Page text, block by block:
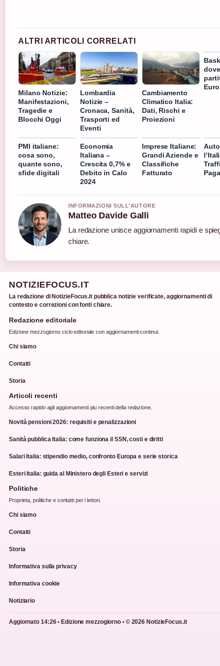
ALTRI ARTICOLI CORRELATI
Milano Notizie:
Manifestazioni,
Tragedie e
Blocchi Oggi
Lombardia
Notizie –
Cronaca, Sanità,
Trasporti ed
Eventi
Cambiamento
Climatico Italia:
Dati, Rischi e
Proiezioni
PMI italiane:
cosa sono,
quante sono,
sfide digitali
Economia
Italiana –
Crescita 0,7% e
Debito in Calo
2024
Imprese Italiane:
Grandi Aziende e
Classifiche
Fatturato
INFORMAZIONI SULL'AUTORE
Matteo Davide Galli
La redazione unisce aggiornamenti rapidi e
chiare.
NOTIZIEFOCUS.IT
La redazione di NotizieFocus.it pubblica notizie verificate, aggiornamenti di
contesto e correzioni con fonti chiare.
Redazione editoriale
Edizione mezzogiorno ciclo editoriale con aggiornamenti continui.
Chi siamo
Contatti
Storia
Articoli recenti
Accesso rapido agli aggiornamenti piu recenti della redazione.
Novità pensioni 2026: requisiti e penalizzazioni
Sanità pubblica Italia: come funziona il SSN, costi e diritti
Salari Italia: stipendio medio, confronto Europa e serie storica
Esteri Italia: guida al Ministero degli Esteri e servizi
Politiche
Proprieta, politiche e contatti per i lettori.
Chi siamo
Contatti
Storia
Informativa sulla privacy
Informativa cookie
Notiziario
Aggiornato 14:26 • Edizione mezzogiorno • © 2026 NotizieFocus.it